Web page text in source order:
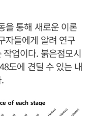
을 통해 새로운 이론
자들에게 알려 연구
업이다. 붉은점모시
도에 견딜 수 있는 내